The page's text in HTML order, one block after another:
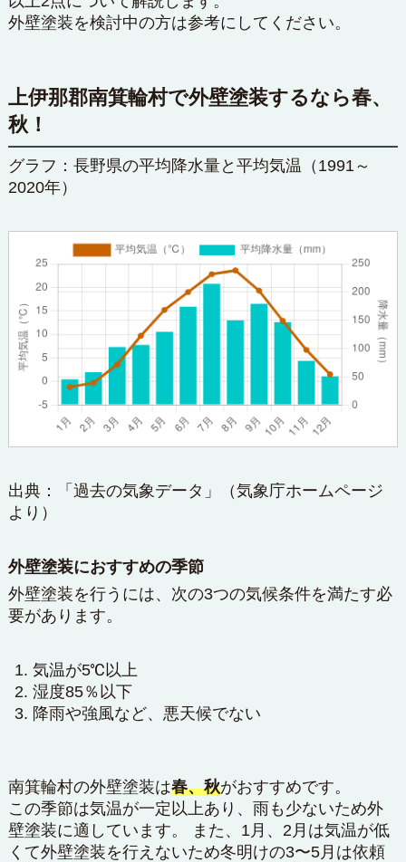
外壁塗装を検討中の方は参考にしてください。
上伊那郡南箕輪村で外壁塗装するなら春、
秋！
グラフ：長野県の平均降水量と平均気温（1991～
2020年）
出典：「過去の気象データ」（気象庁ホームページ
より）
外壁塗装におすすめの季節
外壁塗装を行うには、次の3つの気候条件を満たす必
要があります。
気温が5℃以上
湿度85％以下
降雨や強風など、悪天候でない
南箕輪村の外壁塗装は春、秋がおすすめです。
この季節は気温が一定以上あり、雨も少ないため外
壁塗装に適しています。 また、1月、2月は気温が低
くて外壁塗装を行えないため冬明けの3〜5月は依頼